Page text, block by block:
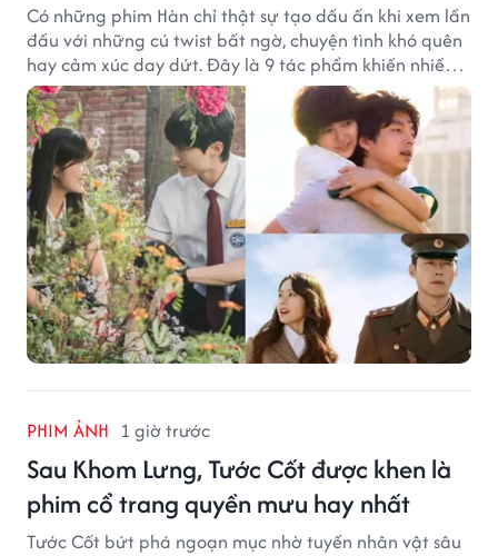
Có những phim Hàn chỉ thật sự tạo dấu ấn khi xem lần
đầu với những cú twist bất ngờ, chuyện tình khó quên
hay cảm xúc day dứt. Đây là 9 tác phẩm khiến nhiều
khán giả ước có thể trải nghiệm lại từ đầu.
PHIM ẢNH 1 giờ trước
Sau Khom Lưng, Tước Cốt được khen là
phim cổ trang quyền mưu hay nhất
Tước Cốt bứt phá ngoạn mục nhờ tuyến nhân vật sâu